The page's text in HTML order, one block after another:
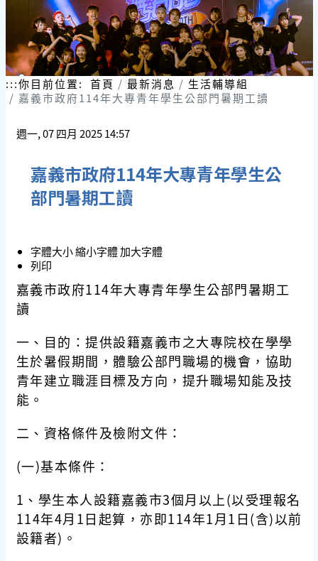
:::你目前位置: 首頁 最新消息
生活輔導組
嘉義市政府114年大專青年學生公部門暑期工讀
週一, 07 四月 2025 14:57
嘉義市政府114年大專青年學生公
部門暑期工讀
字體大小縮小字體加大字體
列印
嘉義市政府114年大專青年學生公部門暑期工
讀
一、目的：提供設籍嘉義市之大專院校在學學
生於暑假期間，體驗公部門職場的機會，協助
青年建立職涯目標及方向，提升職場知能及技
能。
二、資格條件及檢附文件：
(一)基本條件：
1、學生本人設籍嘉義市3個月以上(以受理報名
114年4月1日起算，亦即114年1月1日(含)以前
設籍者)。